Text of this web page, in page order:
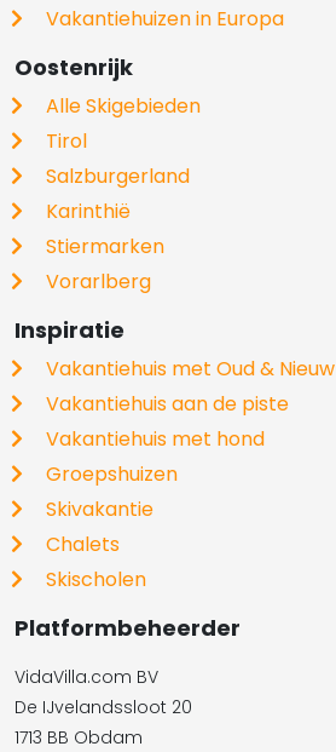
Vakantiehuizen in Europa
Oostenrijk
Alle Skigebieden
Tirol
Salzburgerland
Karinthië
Stiermarken
Vorarlberg
Inspiratie
Vakantiehuis met Oud & Nieuw
Vakantiehuis aan de piste
Vakantiehuis met hond
Groepshuizen
Skivakantie
Chalets
Skischolen
Platformbeheerder
VidaVilla.com BV
De IJvelandssloot 20
1713 BB Obdam